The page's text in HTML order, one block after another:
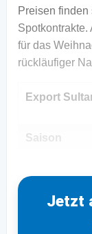
Preisen finden
Spotkontrakte.
für das
rückläufiger
Export
Saison
Jetzt